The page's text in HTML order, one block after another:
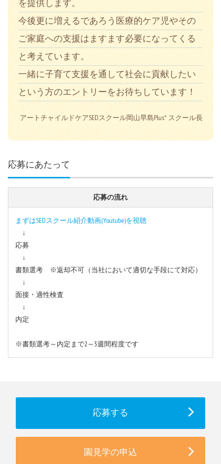
を提供します。
今後更に増えるであろう医療的ケア児やその
ご家庭への支援はますます必要になってくる
と考えています。
一緒に子育て支援を通して社会に貢献したい
という方のエントリーをお待ちしています！
アートチャイルドケアSEDスクール岡山早島Plus⁺ スクール長
応募にあたって
応募の流れ
まずはSEDスクール紹介動画(Youtube)を視聴
↓
応募
↓
書類選考 ※返却不可（当社において適切な手段にて対応）
↓
面接・適性検査
↓
内定
※書類選考～内定まで2～3週間程度です
応募する
園見学の申込